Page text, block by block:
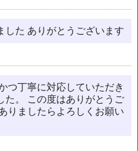
した ありがとうございます
つ丁寧に対応していただき
た。 この度はありがとうご
りましたらよろしくお願い